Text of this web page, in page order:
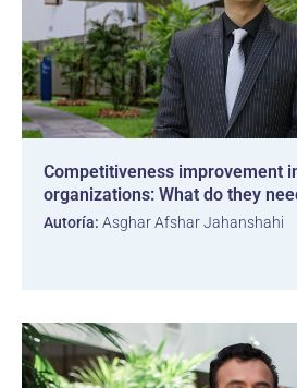
Competitiveness improvement
organizations: What do they
Autoría: Asghar Afshar Jahanshahi